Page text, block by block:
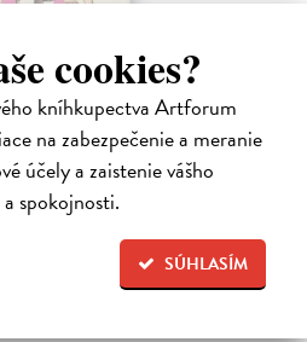
cookies?
kníhkupectva Artforum
na zabezpečenie a meranie
účely a zaistenie vášho
spokojnosti.
SÚHLASÍM
dejiny
dejiny prináša vtipný a
pochybení, ktorým sa to podarilo –